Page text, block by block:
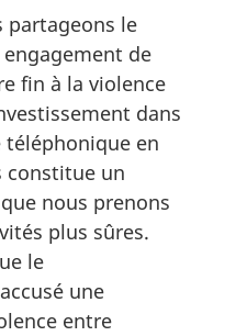
partageons le
de
fin à la violence
dans
téléphonique en
constitue un
nous prenons
plus sûres.
le
une
entre